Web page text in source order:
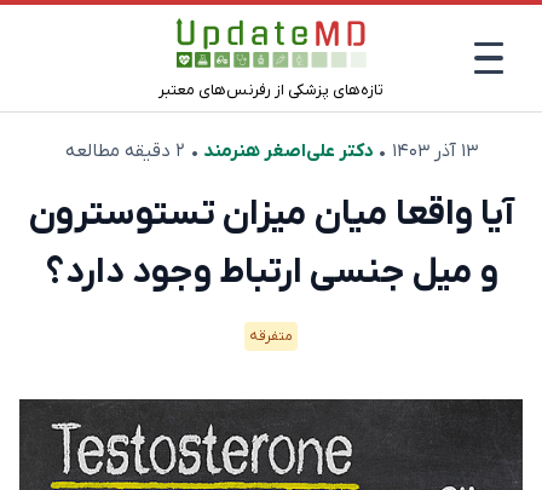
تازه‌های پزشکی از رفرنس‌های معتبر
۱۳ آذر ۱۴۰۳ •دکتر علی‌اصغر هنرمند • ۲ دقیقه مطالعه
آیا واقعا میان میزان تستوسترون
و میل جنسی ارتباط وجود دارد؟
متفرقه